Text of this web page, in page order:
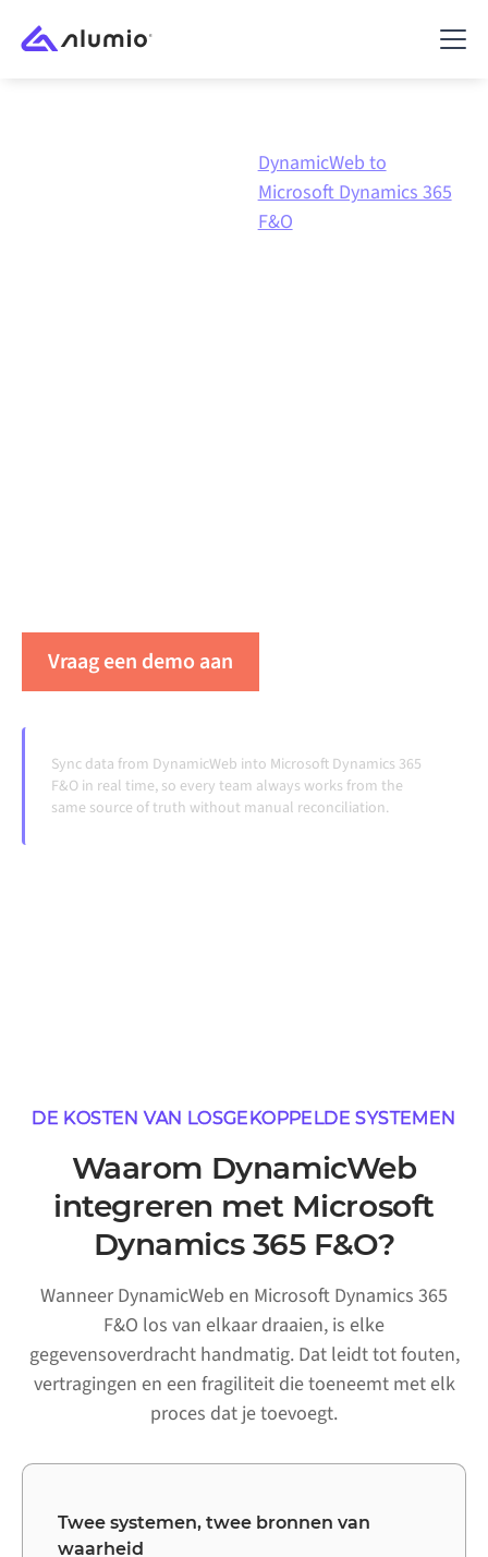
DynamicWeb to
Microsoft Dynamics 365
F&O
Vraag een demo aan
Sync data from DynamicWeb into Microsoft Dynamics 365
F&O in real time, so every team always works from the
same source of truth without manual reconciliation.
DE KOSTEN VAN LOSGEKOPPELDE SYSTEMEN
Waarom DynamicWeb
integreren met Microsoft
Dynamics 365 F&O?
Wanneer DynamicWeb en Microsoft Dynamics 365
F&O los van elkaar draaien, is elke
gegevensoverdracht handmatig. Dat leidt tot fouten,
vertragingen en een fragiliteit die toeneemt met elk
proces dat je toevoegt.
Twee systemen, twee bronnen van
waarheid